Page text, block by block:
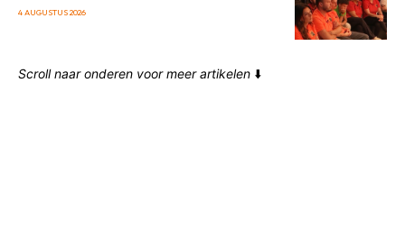
4 AUGUSTUS 2026
Scroll naar onderen voor meer artikelen ⬇️